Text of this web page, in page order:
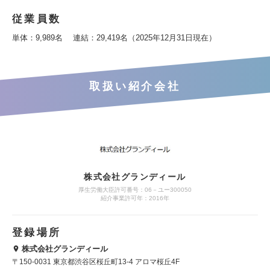
従業員数
単体：9,989名 連結：29,419名（2025年12月31日現在）
取扱い紹介会社
株式会社グランディール
厚生労働大臣許可番号：06－ユー300050
紹介事業許可年：2016年
登録場所
株式会社グランディール
〒150-0031 東京都渋谷区桜丘町13-4 アロマ桜丘4F